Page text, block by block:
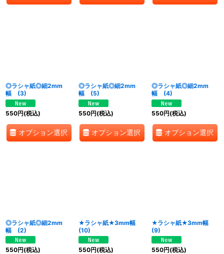
◎ラシャ紙◎細2mm
幅 (3)
550円(税込)
オプション選択
◎ラシャ紙◎細2mm
幅 (5)
550円(税込)
オプション選択
◎ラシャ紙◎細2mm
幅 (4)
550円(税込)
オプション選択
◎ラシャ紙◎細2mm
幅 (2)
550円(税込)
★ラシャ紙★3mm幅
(10)
550円(税込)
★ラシャ紙★3mm幅
(9)
550円(税込)